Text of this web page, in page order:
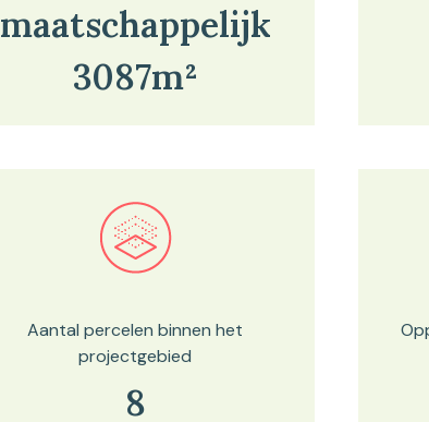
maatschappelijk
3087m²
Bekijk in onze kaartviewer
Aantal percelen binnen het
projectgebied
8